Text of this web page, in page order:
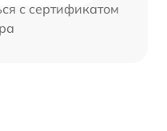
с сертификатом